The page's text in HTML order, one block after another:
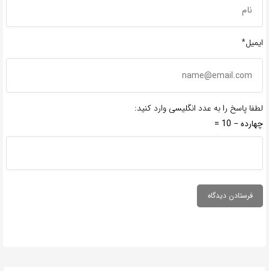
ایمیل*
لطفا پاسخ را به عدد انگلیسی وارد کنید:
چهارده − 10 =